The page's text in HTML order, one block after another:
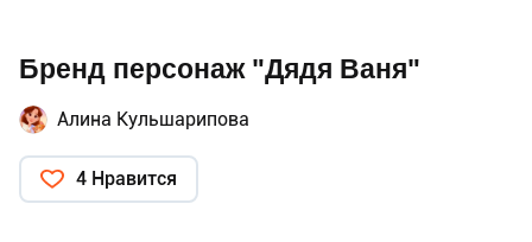
Бренд персонаж "Дядя Ваня"
Алина Кульшарипова
4 Нравится